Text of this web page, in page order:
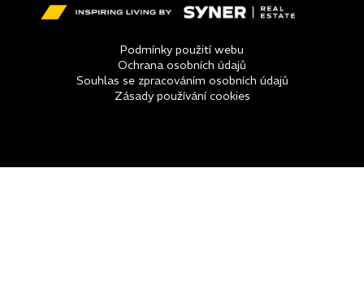
Podmínky použití webu
Ochrana osobních údajů
Souhlas se zpracováním osobních údajů
Zásady používání cookies